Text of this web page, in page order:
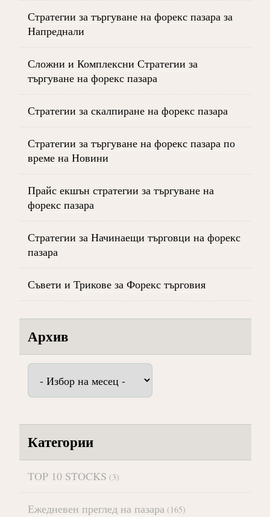
Стратегии за търгуване на форекс пазара за
Напреднали
Сложни и Комплексни Стратегии за
търгуване на форекс пазара
Стратегии за скалпиране на форекс пазара
Стратегии за търгуване на форекс пазара по
време на Новини
Прайс екшън стратегии за търгуване на
форекс пазара
Стратегии за Начинаещи търговци на форекс
пазара
Съвети и Трикове за Форекс търговия
Архив
Архив
Категории
TOP 10 STOCKS (3)
Ежедневен преглед на пазара (165)